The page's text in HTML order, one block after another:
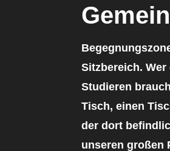
Sitzbereich.
Studieren
Tisch, einen
der dort
unseren großen